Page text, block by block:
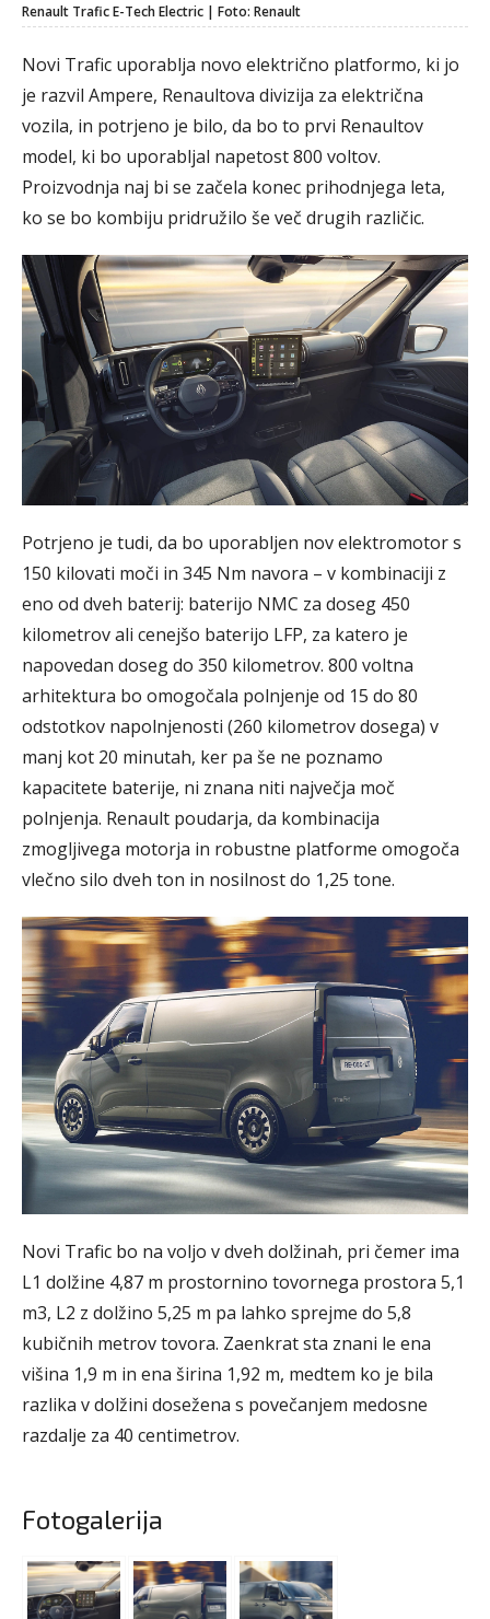
Renault Trafic E-Tech Electric | Foto: Renault
Novi Trafic uporablja novo električno platformo, ki jo
je razvil Ampere, Renaultova divizija za električna
vozila, in potrjeno je bilo, da bo to prvi Renaultov
model, ki bo uporabljal napetost 800 voltov.
Proizvodnja naj bi se začela konec prihodnjega leta,
ko se bo kombiju pridružilo še več drugih različic.
Potrjeno je tudi, da bo uporabljen nov elektromotor s
150 kilovati moči in 345 Nm navora – v kombinaciji z
eno od dveh baterij: baterijo NMC za doseg 450
kilometrov ali cenejšo baterijo LFP, za katero je
napovedan doseg do 350 kilometrov. 800 voltna
arhitektura bo omogočala polnjenje od 15 do 80
odstotkov napolnjenosti (260 kilometrov dosega) v
manj kot 20 minutah, ker pa še ne poznamo
kapacitete baterije, ni znana niti največja moč
polnjenja. Renault poudarja, da kombinacija
zmogljivega motorja in robustne platforme omogoča
vlečno silo dveh ton in nosilnost do 1,25 tone.
Novi Trafic bo na voljo v dveh dolžinah, pri čemer ima
L1 dolžine 4,87 m prostornino tovornega prostora 5,1
m3, L2 z dolžino 5,25 m pa lahko sprejme do 5,8
kubičnih metrov tovora. Zaenkrat sta znani le ena
višina 1,9 m in ena širina 1,92 m, medtem ko je bila
razlika v dolžini dosežena s povečanjem medosne
razdalje za 40 centimetrov.
Fotogalerija